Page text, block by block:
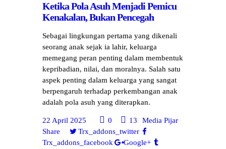
Ketika Pola Asuh Menjadi Pemicu
Kenakalan, Bukan Pencegah
Sebagai lingkungan pertama yang dikenali
seorang anak sejak ia lahir, keluarga
memegang peran penting dalam membentuk
kepribadian, nilai, dan moralnya. Salah satu
aspek penting dalam keluarga yang sangat
berpengaruh terhadap perkembangan anak
adalah pola asuh yang diterapkan.
22 April 2025 0 13
Media Pijar
Share
Trx_addons_twitter
Trx_addons_facebook
Google+